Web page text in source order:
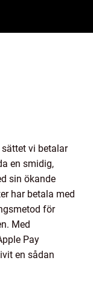
vi betalar
en smidig,
sin ökande
har betala med
för
Med
Pay
en sådan